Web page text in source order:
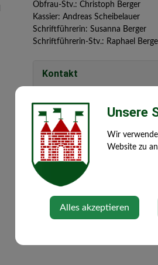
Obfrau-Stv.: Christoph Berger
Kassier: Andreas Scheibelauer
Schriftführerin: Susanna Berger
Schriftführerin-Stv.: Raphael
Kontakt
sonnleitner.elisabeth@gmx.at
www.alpenverein.at/
Unsere
Wir
Website zu
Alles akzeptieren